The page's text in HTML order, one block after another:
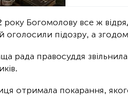
року Богомолову все ж
оголосили підозру, а
рада правосуддя
отримала покарання,